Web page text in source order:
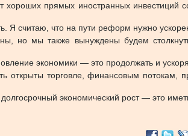
хороших прямых иностранных
Я считаю, что на пути реформ нужно
но мы также вынуждены будем
экономики — это продолжать и
открыты торговле, финансовым
экономический рост — это